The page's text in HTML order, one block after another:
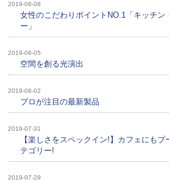
2019-08-08
女性のこだわりポイントNO.1「キッチン
ー」
2019-08-05
空間を創る光演出
2019-08-02
プロが注目の最新製品
2019-07-31
【楽しさをスペックイン!】カフェにも
テゴリー!
2019-07-29